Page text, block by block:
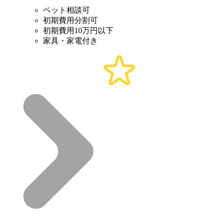
ペット相談可
初期費用分割可
初期費用10万円以下
家具・家電付き